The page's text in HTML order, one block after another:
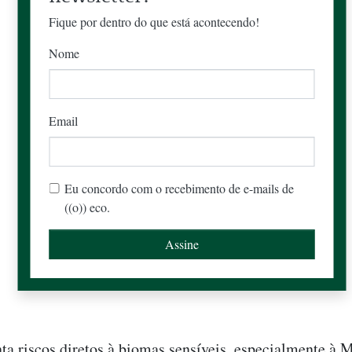
Fique por dentro do que está acontecendo!
Nome
Email
Eu concordo com o recebimento de e-mails de
((o)) eco.